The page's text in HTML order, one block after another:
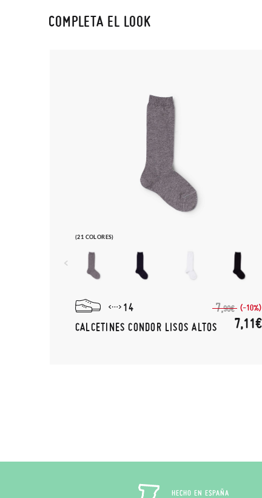
COMPLETA EL LOOK
(21 COLORES)
14
CALCETINES CONDOR LISOS ALTOS
7,90€ (-10%)
7,11€
HECHO EN ESPAÑA